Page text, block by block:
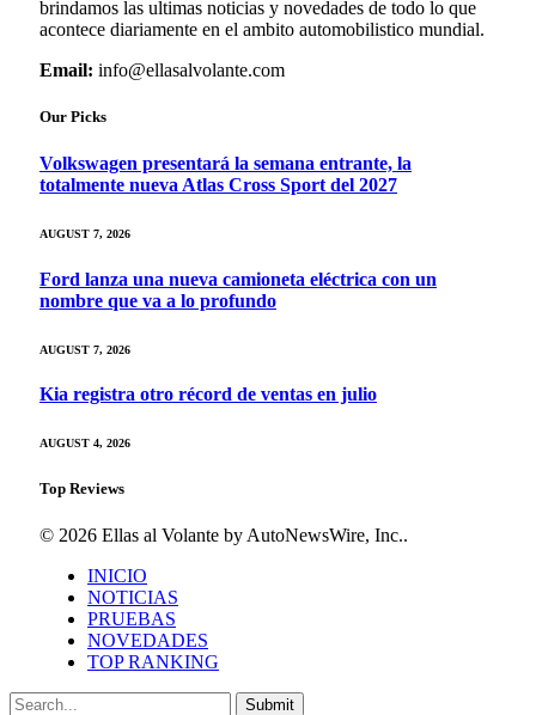
brindamos las ultimas noticias y novedades de todo lo que
acontece diariamente en el ambito automobilistico mundial.
Email: info@ellasalvolante.com
Our Picks
Volkswagen presentará la semana entrante, la
totalmente nueva Atlas Cross Sport del 2027
AUGUST 7, 2026
Ford lanza una nueva camioneta eléctrica con un
nombre que va a lo profundo
AUGUST 7, 2026
Kia registra otro récord de ventas en julio
AUGUST 4, 2026
Top Reviews
© 2026 Ellas al Volante by AutoNewsWire, Inc..
INICIO
NOTICIAS
PRUEBAS
NOVEDADES
TOP RANKING
Submit